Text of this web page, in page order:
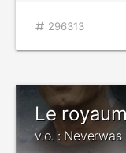
296313
Le
v.o. : Neverwas